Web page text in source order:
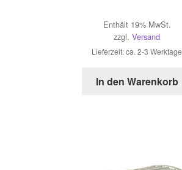
Enthält 19% MwSt.
zzgl. Versand
Lieferzeit: ca. 2-3 Werktage
In den Warenkorb